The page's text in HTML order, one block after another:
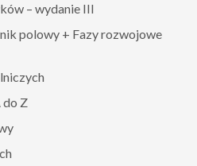
– wydanie III
polowy + Fazy rozwojowe
do Z